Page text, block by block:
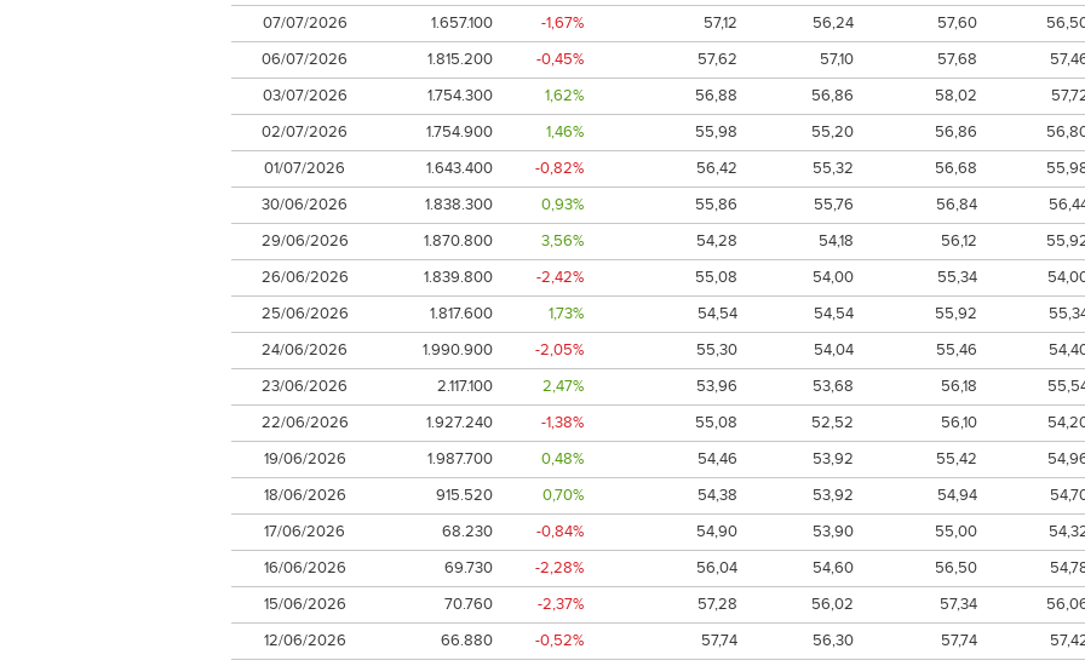
07/07/2026
1.657.100 -1,67% 57,12 56,24 57,60
06/07/2026
1.815.200 -0,45% 57,62 57,10 57,68
03/07/2026
1.754.300 1,62% 56,88 56,86 58,02
02/07/2026
1.754.900 1,46% 55,98 55,20 56,86
01/07/2026
1.643.400 -0,82% 56,42 55,32 56,68
30/06/2026
1.838.300 0,93% 55,86 55,76 56,84
29/06/2026
1.870.800 3,56% 54,28 54,18 56,12
26/06/2026
1.839.800 -2,42% 55,08 54,00 55,34
25/06/2026
1.817.600 1,73% 54,54 54,54 55,92
24/06/2026
1.990.900 -2,05% 55,30 54,04 55,46
23/06/2026
2.117.100 2,47% 53,96 53,68 56,18
22/06/2026
1.927.240 -1,38% 55,08 52,52 56,10
19/06/2026
1.987.700 0,48% 54,46 53,92 55,42
18/06/2026
915.520 0,70% 54,38 53,92 54,94
17/06/2026
68.230 -0,84% 54,90 53,90 55,00
16/06/2026
69.730 -2,28% 56,04 54,60 56,50
15/06/2026
70.760 -2,37% 57,28 56,02 57,34
12/06/2026
66.880 -0,52% 57,74 56,30 57,74